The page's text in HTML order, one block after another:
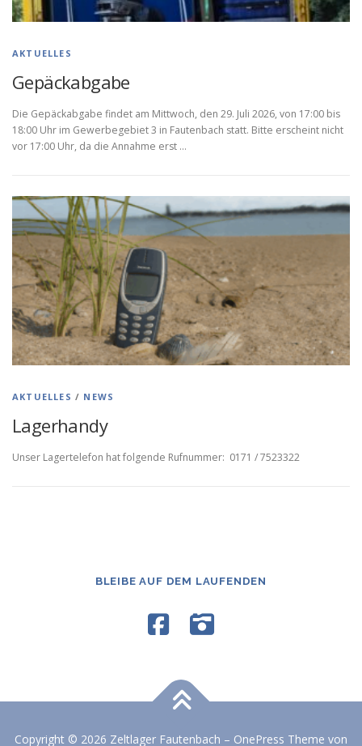
AKTUELLES
Gepäckabgabe
Die Gepäckabgabe findet am Mittwoch, den 29. Juli 2026, von 17:00 bis
18:00 Uhr im Gewerbegebiet 3 in Fautenbach statt. Bitte erscheint nicht
vor 17:00 Uhr, da die Annahme erst …
AKTUELLES / NEWS
Lagerhandy
Unser Lagertelefon hat folgende Rufnummer: 0171 / 7523322
BLEIBE AUF DEM LAUFENDEN
Copyright © 2026 Zeltlager Fautenbach – OnePress Theme von